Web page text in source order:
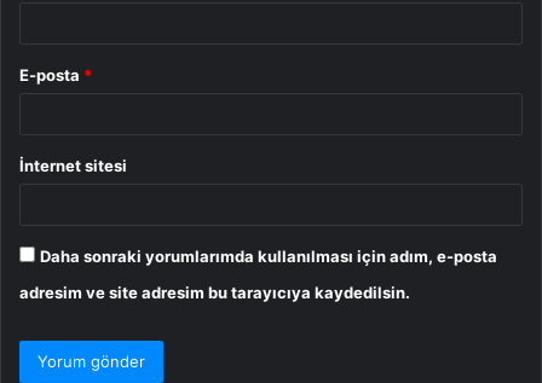
E-posta *
İnternet sitesi
Daha sonraki yorumlarımda kullanılması için adım, e-posta
adresim ve site adresim bu tarayıcıya kaydedilsin.